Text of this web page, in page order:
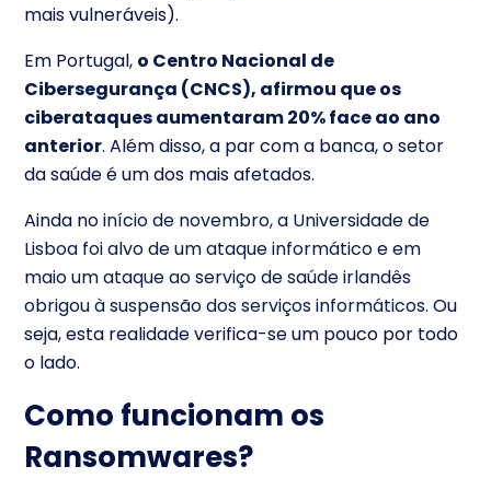
mais vulneráveis).
Em Portugal, o Centro Nacional de
Cibersegurança (CNCS), afirmou que os
ciberataques aumentaram 20% face ao ano
anterior. Além disso, a par com a banca, o setor
da saúde é um dos mais afetados.
Ainda no início de novembro, a Universidade de
Lisboa foi alvo de um ataque informáticoeem
maio um ataque ao serviço de saúde irlandês
obrigou à suspensão dos serviços informáticos. Ou
seja, esta realidade verifica-se um pouco por todo
o lado.
Como funcionam os
Ransomwares?